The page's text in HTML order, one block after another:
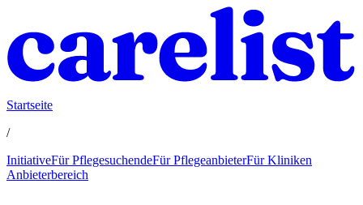
Startseite
/
InitiativeFür PflegesuchendeFür PflegeanbieterFür Kliniken
Anbieterbereich